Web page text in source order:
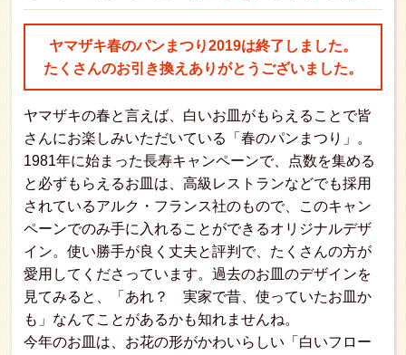
ヤマザキ春のパンまつり2019は終了しました。
たくさんのお引き換えありがとうございました。
ヤマザキの春と言えば、白いお皿がもらえることで皆
さんにお楽しみいただいている「春のパンまつり」。
1981年に始まった長寿キャンペーンで、点数を集める
と必ずもらえるお皿は、高級レストランなどでも採用
されているアルク・フランス社のもので、このキャン
ペーンでのみ手に入れることができるオリジナルデザ
イン。使い勝手が良く丈夫と評判で、たくさんの方が
愛用してくださっています。過去のお皿のデザインを
見てみると、「あれ？ 実家で昔、使っていたお皿か
も」なんてことがあるかも知れませんね。
今年のお皿は、お花の形がかわいらしい「白いフロー